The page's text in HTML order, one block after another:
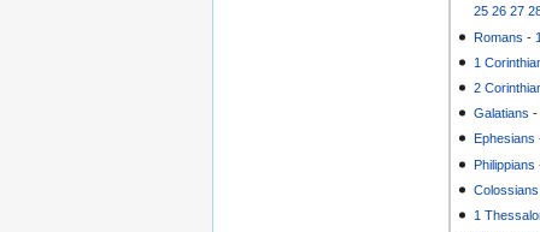
25 26 27
Romans -
1
2
Galatians
Ephesians
Philippians
Colossians
1